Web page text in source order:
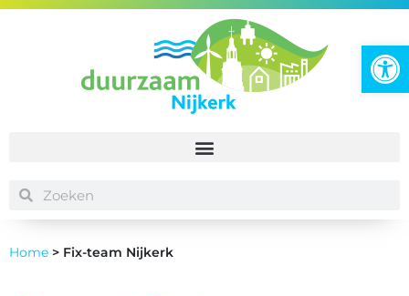
Home > Fix-team Nijkerk